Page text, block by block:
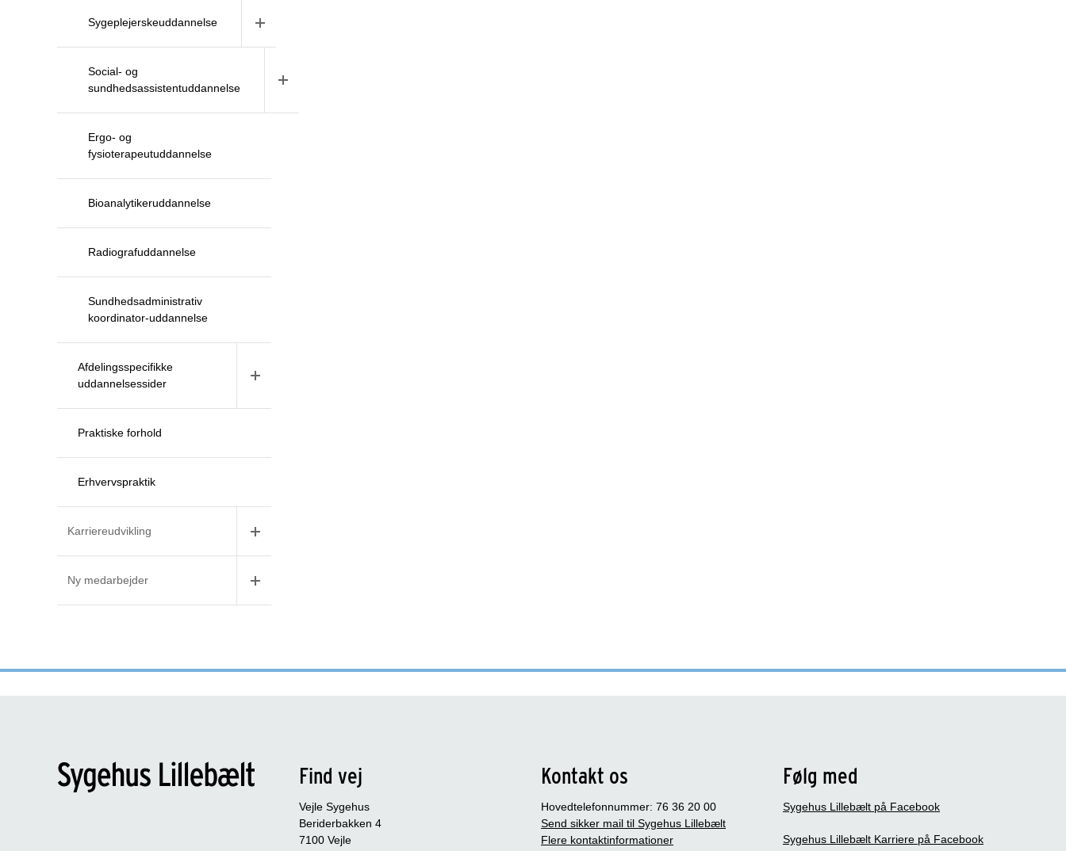
Sygeplejerskeuddannelse
Social- og
sundhedsassistentuddannelse
Ergo- og
fysioterapeutuddannelse
Bioanalytikeruddannelse
Radiografuddannelse
Sundhedsadministrativ
koordinator-uddannelse
Afdelingsspecifikke
uddannelsessider
Praktiske forhold
Erhvervspraktik
Karriereudvikling
Ny medarbejder
Find vej
Vejle Sygehus
Beriderbakken 4
7100 Vejle
Kontakt os
Hovedtelefonnummer: 76 36 20 00
Send sikker mail til Sygehus Lillebælt
Flere kontaktinformationer
Følg med
Sygehus Lillebælt på Facebook
Sygehus Lillebælt Karriere på Facebook